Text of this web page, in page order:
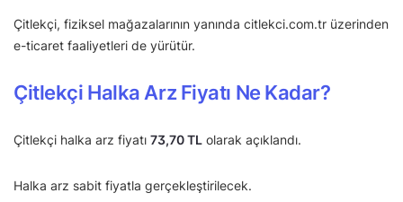
Çitlekçi, fiziksel mağazalarının yanında citlekci.com.tr üzerinden
e-ticaret faaliyetleri de yürütür.
Çitlekçi Halka Arz Fiyatı Ne Kadar?
Çitlekçi halka arz fiyatı 73,70 TL olarak açıklandı.
Halka arz sabit fiyatla gerçekleştirilecek.